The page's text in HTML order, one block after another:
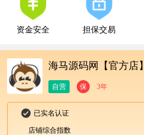
资金安全 担保交易
海马源码网【官方店】
自营 保 3年
已实名认证
店铺综合指数